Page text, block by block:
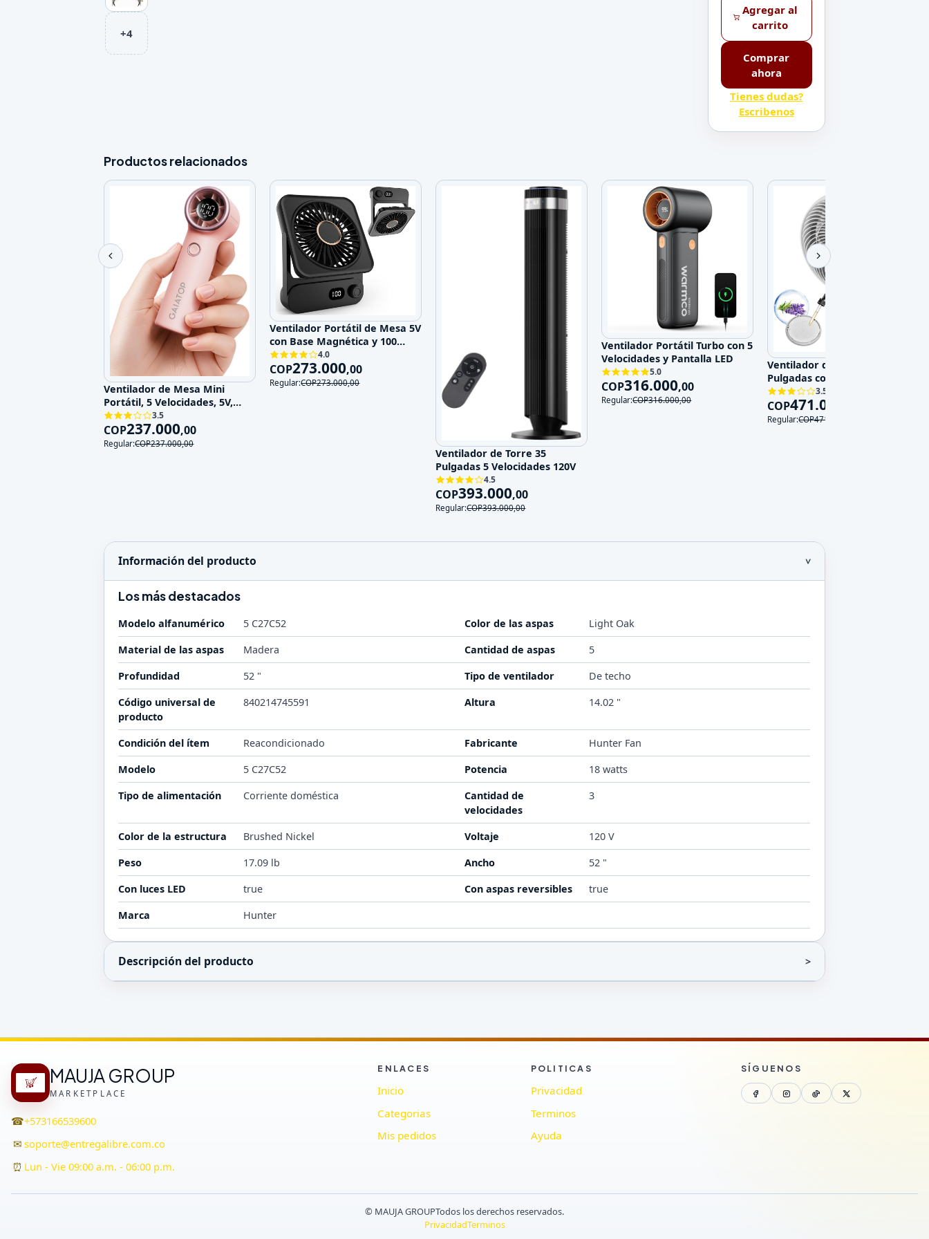
+4
Agregar al
carrito
Comprar
ahora
Tienes dudas?
Escribenos
Productos relacionados
Ventilador de Mesa Mini
Portátil, 5 Velocidades, 5V,
Recargable
3.5
COP237.000,00
Regular:COP237.000,00
Ventilador Portátil de Mesa 5V
con Base Magnética y 100
Velocidades
4.0
COP273.000,00
Regular:COP273.000,00
Ventilador de Torre 35
Pulgadas 5 Velocidades 120V
4.5
COP393.000,00
Regular:COP393.000,00
Ventilador Portátil Turbo con 5
Velocidades y Pantalla LED
5.0
COP316.000,00
Regular:COP316.000,00
Ventilador de Pared 14
Pulgadas con Control Remoto,
3 Velocidades y 3 Modos, 120V
3.5
COP471.000
Regular:COP471.000
Información del producto
Los más destacados
Modelo alfanumérico 5 C27C52 Color de las aspas
Light Oak
Material de las aspas
Madera Cantidad de aspas
5
Profundidad
52 " Tipo de ventilador
De techo
Código universal de
producto
840214745591 Altura 14.02 "
Condición del ítem Reacondicionado Fabricante
Hunter Fan
Modelo
5 C27C52 Potencia
18 watts
Tipo de alimentación
Corriente doméstica
Cantidad de
velocidades
3
Color de la estructura Brushed Nickel Voltaje
120 V
Peso
17.09 lb Ancho
52 "
Con luces LED
true Con aspas reversibles
true
Marca
Hunter
Descripción del producto
MAUJA GROUP
MARKETPLACE
☎+573166539600
✉ soporte@entregalibre.com.co
⏰ Lun - Vie 09:00 a.m. - 06:00 p.m.
ENLACES
Inicio
Categorias
Mis pedidos
POLITICAS
Privacidad
Terminos
Ayuda
SÍGUENOS
© MAUJA GROUPTodos los derechos reservados.
PrivacidadTerminos